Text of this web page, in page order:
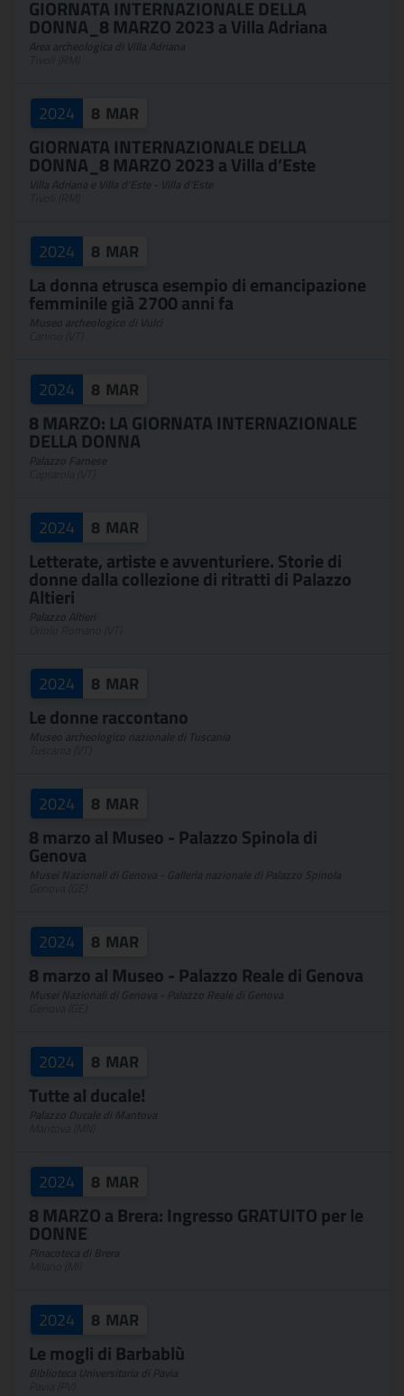
GIORNATA INTERNAZIONALE DELLA
DONNA_8 MARZO 2023 a Villa Adriana
2024 8 MAR
GIORNATA INTERNAZIONALE DELLA
DONNA_8 MARZO 2023 a Villa d’Este
2024 8 MAR
La donna etrusca esempio di emancipazione
femminile già 2700 anni fa
2024 8 MAR
8 MARZO: LA GIORNATA INTERNAZIONALE
DELLA DONNA
2024 8 MAR
Letterate, artiste e avventuriere. Storie di
donne dalla collezione di ritratti di Palazzo
Altieri
2024 8 MAR
Le donne raccontano
2024 8 MAR
8 marzo al Museo - Palazzo Spinola di
Genova
2024 8 MAR
8 marzo al Museo - Palazzo Reale di Genova
2024 8 MAR
Tutte al ducale!
2024 8 MAR
8 MARZO a Brera: Ingresso GRATUITO per le
DONNE
2024 8 MAR
Le mogli di Barbablù